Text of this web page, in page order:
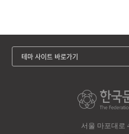
서울 마포대로
테마 사이트 바로가기